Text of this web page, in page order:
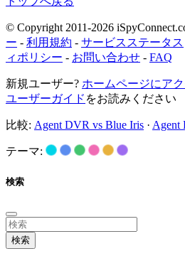
© Copyright 2011-2026
ー - 利用規約 - サービスステータス
ィポリシー - お問い合わせ - FAQ
新規ユーザー? ホームページにア
ユーザーガイド をお読みください
比較: Agent DVR vs Blue Iris · Agent
テーマ:
検索
検索